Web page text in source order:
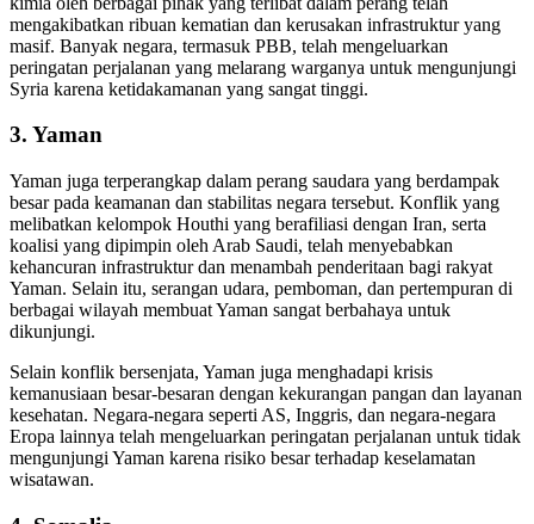
mengakibatkan ribuan kematian dan kerusakan infrastruktur yang
masif. Banyak negara, termasuk PBB, telah mengeluarkan
peringatan perjalanan yang melarang warganya untuk mengunjungi
Syria karena ketidakamanan yang sangat tinggi.
3. Yaman
Yaman juga terperangkap dalam perang saudara yang berdampak
besar pada keamanan dan stabilitas negara tersebut. Konflik yang
melibatkan kelompok Houthi yang berafiliasi dengan Iran, serta
koalisi yang dipimpin oleh Arab Saudi, telah menyebabkan
kehancuran infrastruktur dan menambah penderitaan bagi rakyat
Yaman. Selain itu, serangan udara, pemboman, dan pertempuran di
berbagai wilayah membuat Yaman sangat berbahaya untuk
dikunjungi.
Selain konflik bersenjata, Yaman juga menghadapi krisis
kemanusiaan besar-besaran dengan kekurangan pangan dan layanan
kesehatan. Negara-negara seperti AS, Inggris, dan negara-negara
Eropa lainnya telah mengeluarkan peringatan perjalanan untuk tidak
mengunjungi Yaman karena risiko besar terhadap keselamatan
wisatawan.